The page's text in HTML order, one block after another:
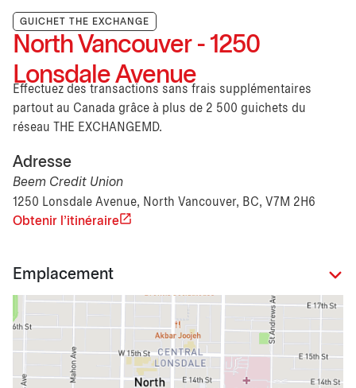
GUICHET THE EXCHANGE
North Vancouver - 1250
Lonsdale Avenue
Effectuez des transactions sans frais supplémentaires
partout au Canada grâce à plus de 2 500 guichets du
réseau THE EXCHANGEMD.
Adresse
Beem Credit Union
1250 Lonsdale Avenue, North Vancouver, BC, V7M 2H6
Obtenir l'itinéraire
Emplacement